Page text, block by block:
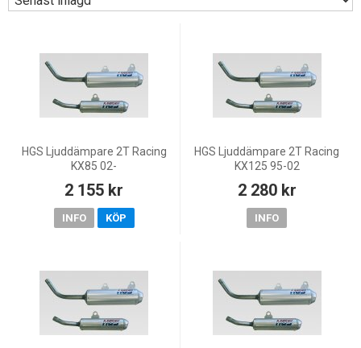
HGS Ljuddämpare 2T Racing
KX85 02-
2 155 kr
INFO KÖP
HGS Ljuddämpare 2T Racing
KX125 95-02
2 280 kr
INFO